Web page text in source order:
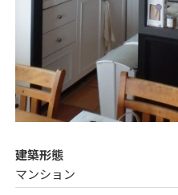
建築形態
マンション